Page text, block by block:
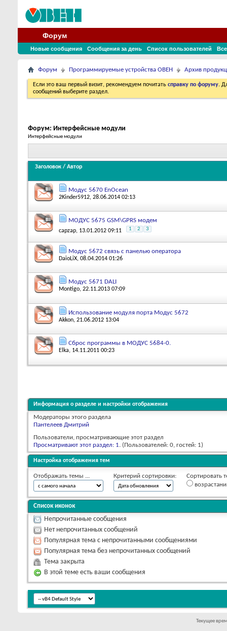
Форум
Новые сообщения Сообщения за день Список пользователей
Форум Программируемые устройства ОВЕН Архив
Если это ваш первый визит, рекомендуем почитать справку по форуму.
сообщений выберите раздел.
Форум: Интерфейсные модули
Интерфейсные модули
Заголовок / Автор
Модус 5670 EnOcean
2Kinder5912, 28.06.2014 02:13
МОДУС 5675 GSM\GPRS модем
capzap, 13.01.2012 09:11 1 2 3
Модус 5672 связь с панелью оператора
DaioLiX, 08.04.2014 01:26
Модус 5671 DALI
Montigo, 22.11.2013 07:09
Использование модуля порта Модус 5672
Akkon, 21.06.2012 13:04
Сброс программы в МОДУС 5684-0.
Elka, 14.11.2011 00:23
Информация о разделе и настройки отображения
Модераторы этого раздела
Пантелеев Дмитрий
Пользователи, просматривающие этот раздел
Просматривают этот раздел: 1. (Пользователей: 0, гостей: 1)
Настройка отображения тем
Отображать темы ... Критерий сортировки:
Сортировать
Список иконок
Непрочитанные сообщения
Нет непрочитанных сообщений
Популярная тема с непрочитанными сообщениями
Популярная тема без непрочитанных сообщений
Тема закрыта
В этой теме есть ваши сообщения
Текущее